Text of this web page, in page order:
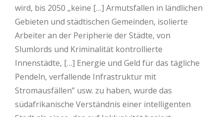
wird, bis 2050 „keine […] Armutsfallen in ländlichen
Gebieten und städtischen Gemeinden, isolierte
Arbeiter an der Peripherie der Städte, von
Slumlords und Kriminalität kontrollierte
Innenstädte, […] Energie und Geld für das tägliche
Pendeln, verfallende Infrastruktur mit
Stromausfällen” usw. zu haben, wurde das
südafrikanische Verständnis einer intelligenten